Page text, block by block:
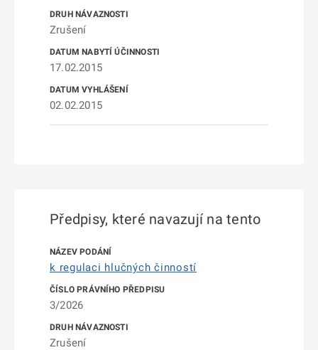
Zrušení
17.02.2015
02.02.2015
Předpisy, které navazují na tento
k regulaci hlučných činností
3/2026
Zrušení